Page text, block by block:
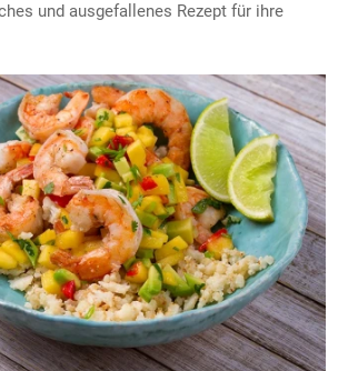
und ausgefallenes Rezept für ihre